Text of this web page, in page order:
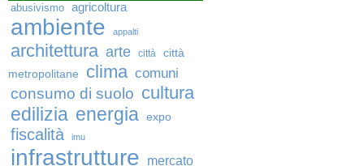
abusivismo agricoltura
ambiente appalti
architettura arte città
città
metropolitane
clima comuni
consumo di suolo cultura
edilizia energia expo
fiscalità imu
infrastrutture
mercato